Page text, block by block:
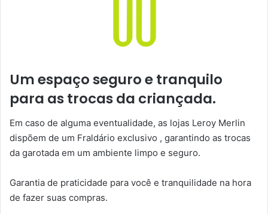
Um espaço seguro e tranquilo
para as trocas da criançada.
Em caso de alguma eventualidade, as lojas Leroy Merlin
dispõem de um Fraldário exclusivo , garantindo as trocas
da garotada em um ambiente limpo e seguro.
Garantia de praticidade para você e tranquilidade na hora
de fazer suas compras.